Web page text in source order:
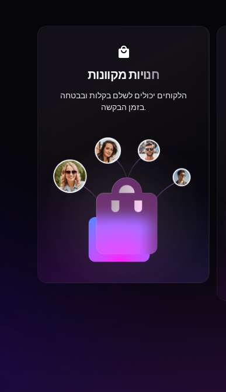
חנויות מקוונות
הלקוחים יכולים לשלם בקלות ובבטחה
בזמן הבקשה.